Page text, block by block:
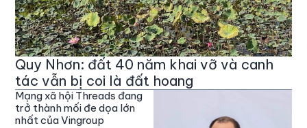
Quy Nhơn: đất 40 năm khai vỡ và canh
tác vẫn bị coi là đất hoang
Mạng xã hội Threads đang
trở thành mối đe dọa lớn
nhất của Vingroup